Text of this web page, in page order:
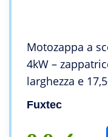
Motozappa a
4kW –
larghezza e
aratura – 196
Fuxtec